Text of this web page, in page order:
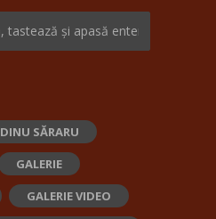
DINU SĂRARU
GALERIE
GALERIE VIDEO